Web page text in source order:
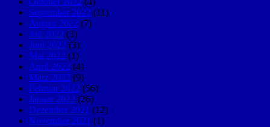
September 2022 (11)
August 2022 (7)
Juli 2022 (3)
Juni 2022 (3)
Mai 2022 (1)
April 2022 (4)
März 2022 (9)
Februar 2022 (56)
Januar 2022 (26)
Dezember 2021 (12)
November 2021 (1)